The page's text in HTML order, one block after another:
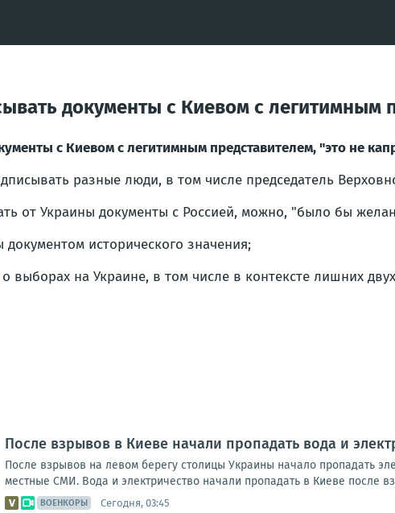
документы с Киевом с легитимным
с Киевом с легитимным представителем, "это не
разные люди, в том числе председатель
от Украины документы с Россией, можно, "было бы
исторического значения;
выборах на Украине, в том числе в контексте лишних
После взрывов в Киеве начали пропадать вода и
После взрывов на левом берегу столицы Украины начало пропадать
местные СМИ. Вода и электричество начали пропадать в Киеве после
ВОЕНКОРЫ Сегодня, 03:45